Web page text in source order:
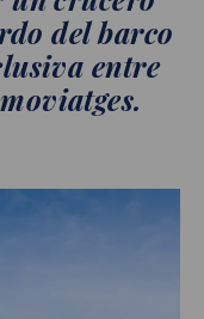
del barco
entre